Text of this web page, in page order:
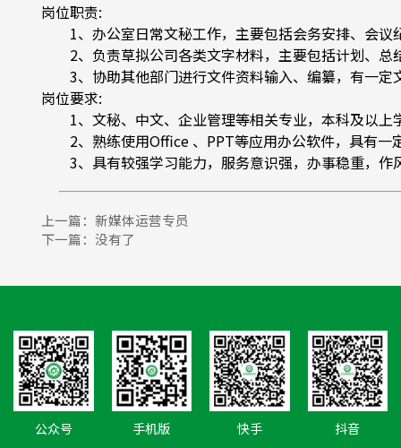
岗位职责:
1、办公室日常文秘工作，主要包括会务安排、会议
2、负责草拟公司各类文字材料，主要包括计划、总
3、协助其他部门进行文件资料输入、编纂，有一定
岗位要求:
1、文秘、中文、企业管理等相关专业，本科及以上
2、熟练使用Office 、PPT等应用办公软件，具有一
3、具有较强学习能力，服务意识强，办事稳重，作
上一篇： 新媒体运营专员
下一篇：没有了
公众号 手机版 快手 抖音